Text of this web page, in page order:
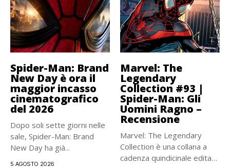
Spider-Man: Brand
New Day è ora il
maggior incasso
cinematografico
del 2026
Dopo soli sette giorni nelle
sale, Spider-Man: Brand
New Day ha già...
5 AGOSTO 2026
Marvel: The
Legendary
Collection #93 |
Spider-Man: Gli
Uomini Ragno –
Recensione
Marvel: The Legendary
Collection è una collana a
cadenza quindicinale edita